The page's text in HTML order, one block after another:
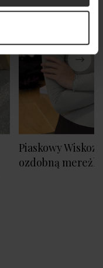
Piaskowy
ozdobną